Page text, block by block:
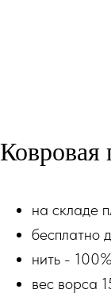
Ковровая
на складе
бесплатно
нить -
вес ворcа